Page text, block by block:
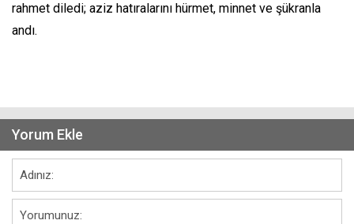
rahmet diledi; aziz hatıralarını hürmet, minnet ve şükranla
andı.
Yorum Ekle